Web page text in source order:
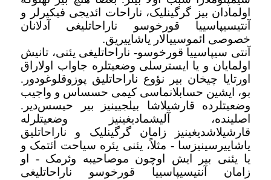
اولمادان بیز گرگینلیک، ناراحات ائدیجی فیکیرلر و
آنتیسیپاسییا قورخوسو ناراحاتلیغی آدلانان
خصوصی ائموسییالار یاشاییریق.
آنتی سیپاسییا قورخوسو- ناراحاتلیغی یئنی، تانیش
اولمایان و یا ایسترسلی وضعیتلره جاواب اولاراق
اورتایا چیخان بیر نؤوع ناراحاتلیق پوزوقلوغودور.
بو، ایشین حسابلانماسی کیمی حسساس و واجیب
وضعیتلرده قارشیلاشا بیلجیینیز بیر حیسس‌دیر.
اصلینده، آلیشمادیغینیز وضعیتلرله
قارشیلاشدیغینیز زامان گرگینلیک و ناراحاتلیق
یاشاییرسینیزسا - مثلاً، یئنی یئره سیاحت ائتمک و
یا یئنی بیر ایش اوچون موصاحیبه وئرمک - او
زامان آنتیسیپاسییا قورخوسو ناراحاتلیغی